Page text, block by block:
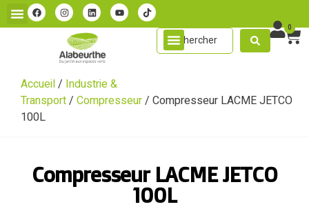
0
Accueil/ Industrie &
Transport/ Compresseur/ Compresseur LACME JETCO
100L
Compresseur LACME JETCO
100L